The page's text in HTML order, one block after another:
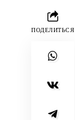
ПОДЕЛИТЬСЯ